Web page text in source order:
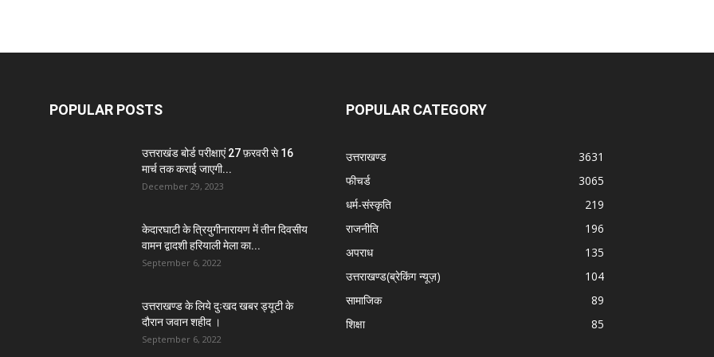
POPULAR POSTS
उत्तराखंड बोर्ड परीक्षाएं 27 फ़रवरी से 16
मार्च तक कराई जाएगी...
December 29, 2023
केदारघाटी के त्रियुगीनारायण में तीन दिवसीय
वामन द्वादशी हरियाली मेला का...
September 6, 2022
उत्तराखण्ड के लिये दुःखद खबर ड्यूटी के
दौरान जवान शहीद ।
September 6, 2022
POPULAR CATEGORY
उत्तराखण्ड
3631
फीचर्ड
3065
धर्म-संस्कृति
219
राजनीति
196
अपराध
135
उत्तराखण्ड(ब्रेकिंग न्यूज़)
104
सामाजिक
89
शिक्षा
85